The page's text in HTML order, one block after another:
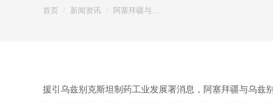
首页 新闻资讯 阿塞拜疆与…
援引乌兹别克斯坦制药工业发展署消息，阿塞拜疆与乌兹